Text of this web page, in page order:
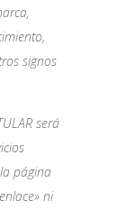
signos
será
página
ni